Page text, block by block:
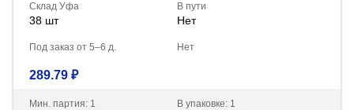
Склад Уфа
38 шт
В пути
Нет
Под заказ от 5–6 д. Нет
289.79 ₽
Мин. партия: 1 В упаковке: 1